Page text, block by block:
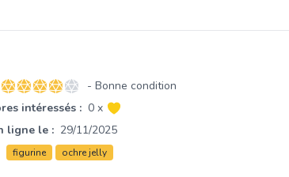
4 sur 5 étoiles
- Bonne condition
intéressés : 0 x
ligne le : 29/11/2025
figurine ochre jelly